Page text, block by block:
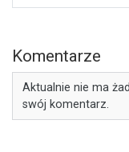
Komentarze
Aktualnie nie ma
swój komentarz.